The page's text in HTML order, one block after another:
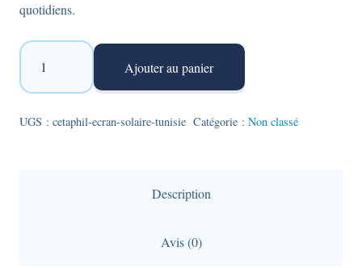
quotidiens.
quantité
Cetaphil
Sun
Ajouter au panier
UGS : cetaphil-ecran-solaire-tunisie Catégorie : Non classé
Description
Avis (0)